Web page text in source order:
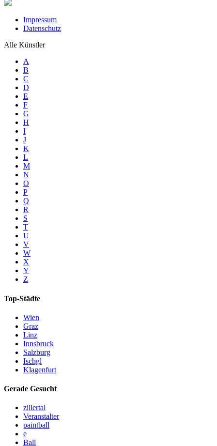
Impressum
Datenschutz
Alle Künstler
A
B
C
D
E
F
G
H
I
J
K
L
M
N
O
P
Q
R
S
T
U
V
W
X
Y
Z
Top-Städte
Wien
Graz
Linz
Innsbruck
Salzburg
Ischgl
Klagenfurt
Gerade Gesucht
zillertal
Veranstalter
paintball
e
Ball